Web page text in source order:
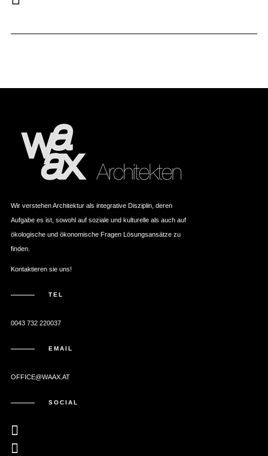
Wir verstehen Architektur als integrative Disziplin, deren
Aufgabe es ist, sowohl auf soziale und kulturelle als auch auf
ökologische und ökonomische Fragen Lösungsansätze zu
finden.
Kontaktieren sie uns!
TEL
0043 732 220037
EMAIL
OFFICE@WAAX.AT
SOCIAL